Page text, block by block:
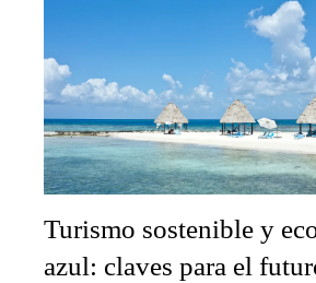
Turismo sostenible y
azul: claves para el